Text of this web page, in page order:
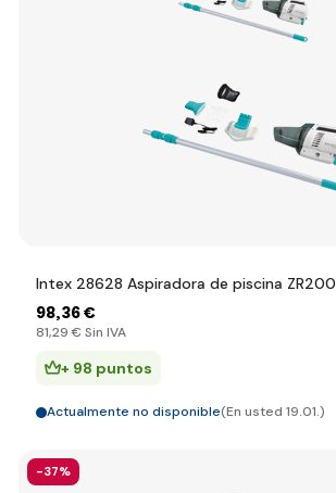
Intex 28628 Aspiradora de piscina ZR200
98,36 €
81,29 € Sin IVA
+ 98 puntos
Actualmente no disponible(En usted 19.01.)
-37%